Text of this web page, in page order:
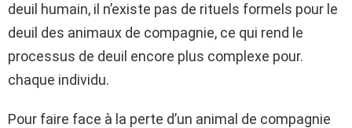
deuil humain, il n’existe pas de rituels formels pour le
deuil des animaux de compagnie, ce qui rend le
processus de deuil encore plus complexe pour.
chaque individu.
Pour faire face à la perte d’un animal de compagnie